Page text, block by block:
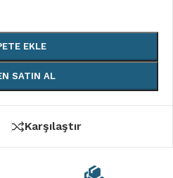
EKLE
SATIN AL
Karşılaştır